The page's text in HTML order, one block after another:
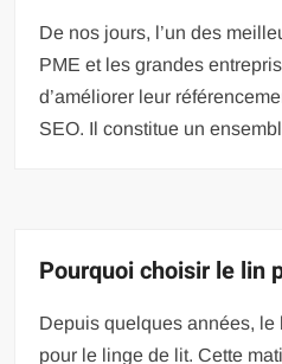
De nos jours, l’un des
PME et les grandes
d’améliorer leur
SEO. Il constitue un
Pourquoi choisir le lin
Depuis quelques années, le
pour le linge de lit. Cette